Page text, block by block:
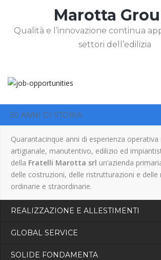
Marotta
Qualità e l’innovazione continua
settori dell’edilizia
50 ANNI DI STORIA
Quarantacinque anni di esperienza
artigianale, manutentivo, edilizio ed
della Fratelli Marotta srl un’azienda
delle costruzioni, delle ristrutturazioni e delle
ordinarie e straordinarie.
REALIZZAZIONE E ALLESTIMENTI
GLOBAL SERVICE
SOLIDE FONDAMENTA